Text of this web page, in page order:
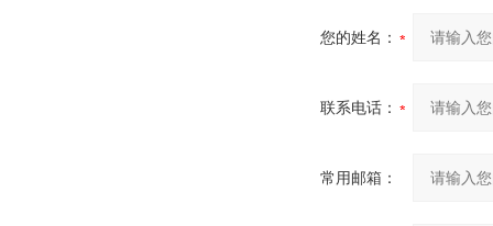
您的姓名：
联系电话：
常用邮箱：